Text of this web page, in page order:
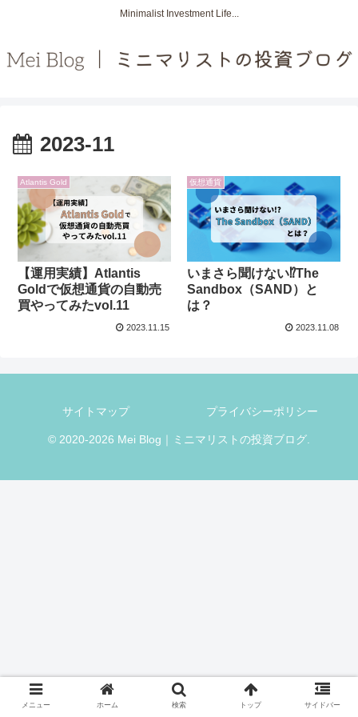
Minimalist Investment Life...
2023-11
Atlantis Gold
【運用実績】Atlantis
Goldで仮想通貨の自動売
買やってみたvol.11
2023.11.15
仮想通貨
いまさら聞けない⁉️The
Sandbox（SAND）と
は？
2023.11.08
サイトマップ プライバシーポリシー
© 2020-2026 Mei Blog｜ミニマリストの投資ブログ.
メニュー ホーム 検索 トップ サイドバー